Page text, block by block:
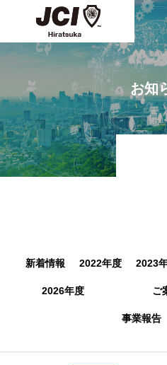
お知
新着情報 2022年度 2023
2026年度 ご
事業報告